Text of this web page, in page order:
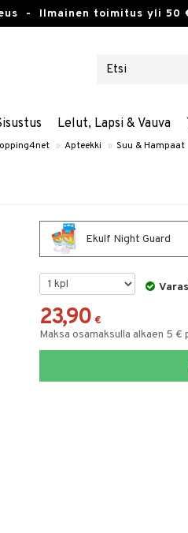
- Ilmainen toimitus yli 50
Lelut, Lapsi & Vauva
» Apteekki » Suu & Hampaat
Ekulf Night Guard
23,90 €
Maksa osamaksulla alkaen 5 €